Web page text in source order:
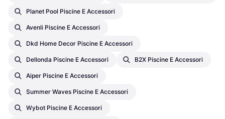
Planet Pool Piscine E Accessori
Avenli Piscine E Accessori
Dkd Home Decor Piscine E Accessori
Dellonda Piscine E Accessori B2X Piscine E Accessori
Aiper Piscine E Accessori
Summer Waves Piscine E Accessori
Wybot Piscine E Accessori